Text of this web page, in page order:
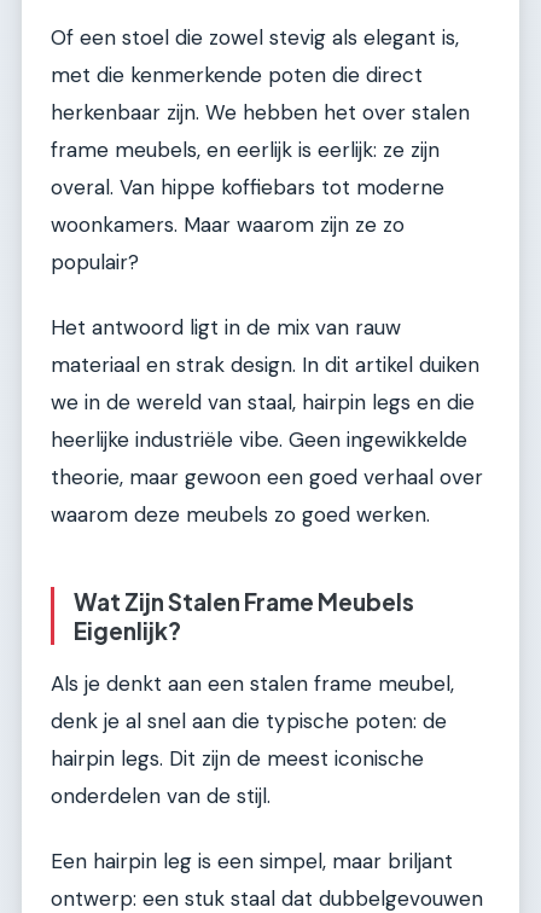
Of een stoel die zowel stevig als elegant is,
met die kenmerkende poten die direct
herkenbaar zijn. We hebben het over stalen
frame meubels, en eerlijk is eerlijk: ze zijn
overal. Van hippe koffiebars tot moderne
woonkamers. Maar waarom zijn ze zo
populair?
Het antwoord ligt in de mix van rauw
materiaal en strak design. In dit artikel duiken
we in de wereld van staal, hairpin legs en die
heerlijke industriële vibe. Geen ingewikkelde
theorie, maar gewoon een goed verhaal over
waarom deze meubels zo goed werken.
Wat Zijn Stalen Frame Meubels
Eigenlijk?
Als je denkt aan een stalen frame meubel,
denk je al snel aan die typische poten: de
hairpin legs. Dit zijn de meest iconische
onderdelen van de stijl.
Een hairpin leg is een simpel, maar briljant
ontwerp: een stuk staal dat dubbelgevouwen